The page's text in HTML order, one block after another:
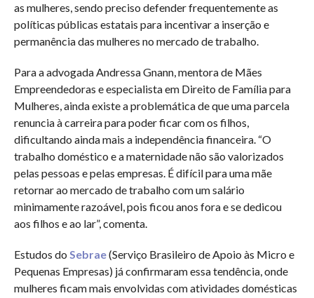
as mulheres, sendo preciso defender frequentemente as
políticas públicas estatais para incentivar a inserção e
permanência das mulheres no mercado de trabalho.
Para a advogada Andressa Gnann, mentora de Mães
Empreendedoras e especialista em Direito de Família para
Mulheres, ainda existe a problemática de que uma parcela
renuncia à carreira para poder ficar com os filhos,
dificultando ainda mais a independência financeira. “O
trabalho doméstico e a maternidade não são valorizados
pelas pessoas e pelas empresas. É difícil para uma mãe
retornar ao mercado de trabalho com um salário
minimamente razoável, pois ficou anos fora e se dedicou
aos filhos e ao lar”, comenta.
Estudos do Sebrae(Serviço Brasileiro de Apoio às Micro e
Pequenas Empresas) já confirmaram essa tendência, onde
mulheres ficam mais envolvidas com atividades domésticas